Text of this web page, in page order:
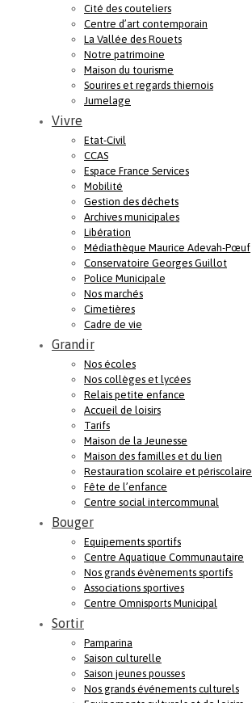
Cité des couteliers
Centre d’art contemporain
La Vallée des Rouets
Notre patrimoine
Maison du tourisme
Sourires et regards thiernois
Jumelage
Vivre
Etat-Civil
CCAS
Espace France Services
Mobilité
Gestion des déchets
Archives municipales
Libération
Médiathèque Maurice Adevah-Pœuf
Conservatoire Georges Guillot
Police Municipale
Nos marchés
Cimetières
Cadre de vie
Grandir
Nos écoles
Nos collèges et lycées
Relais petite enfance
Accueil de loisirs
Tarifs
Maison de la Jeunesse
Maison des familles et du lien
Restauration scolaire et périscolaire
Fête de l’enfance
Centre social intercommunal
Bouger
Equipements sportifs
Centre Aquatique Communautaire
Nos grands évènements sportifs
Associations sportives
Centre Omnisports Municipal
Sortir
Pamparina
Saison culturelle
Saison jeunes pousses
Nos grands événements culturels